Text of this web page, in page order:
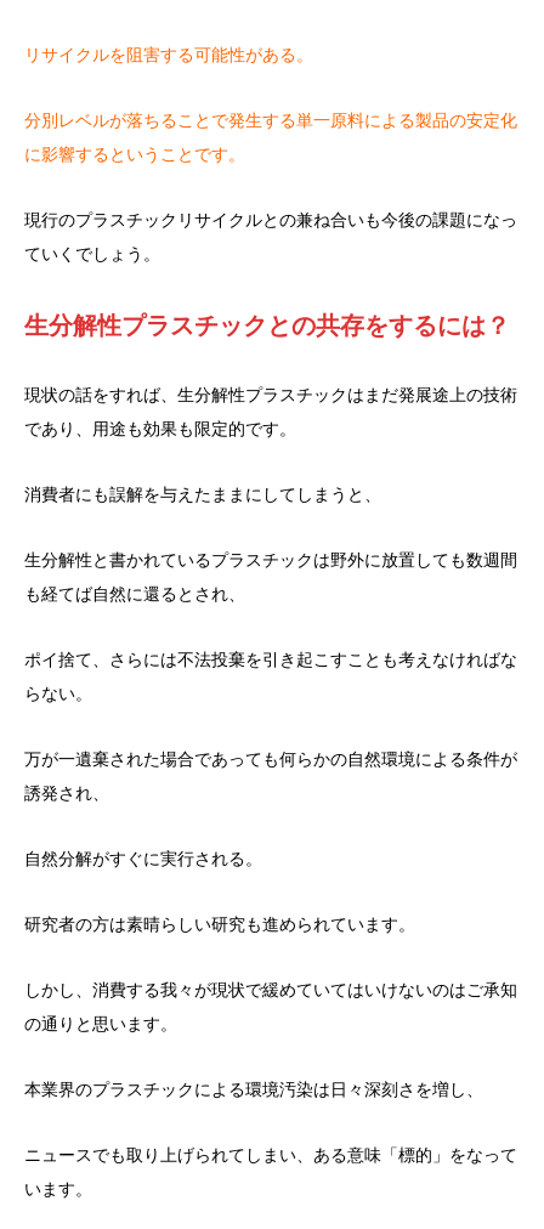
リサイクルを阻害する可能性がある。
分別レベルが落ちることで発生する単一原料による製品の安定化
に影響するということです。
現行のプラスチックリサイクルとの兼ね合いも今後の課題になっ
ていくでしょう。
生分解性プラスチックとの共存をするには？
現状の話をすれば、生分解性プラスチックはまだ発展途上の技術
であり、用途も効果も限定的です。
消費者にも誤解を与えたままにしてしまうと、
生分解性と書かれているプラスチックは野外に放置しても数週間
も経てば自然に還るとされ、
ポイ捨て、さらには不法投棄を引き起こすことも考えなければな
らない。
万が一遺棄された場合であっても何らかの自然環境による条件が
誘発され、
自然分解がすぐに実行される。
研究者の方は素晴らしい研究も進められています。
しかし、消費する我々が現状で緩めていてはいけないのはご承知
の通りと思います。
本業界のプラスチックによる環境汚染は日々深刻さを増し、
ニュースでも取り上げられてしまい、ある意味「標的」をなって
います。